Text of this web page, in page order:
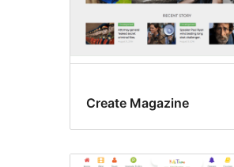
Create Magazine